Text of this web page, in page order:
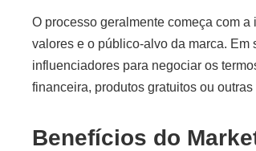
O processo geralmente começa com
valores e o público-alvo da marca. Em
influenciadores para negociar os
financeira, produtos gratuitos ou
Benefícios do